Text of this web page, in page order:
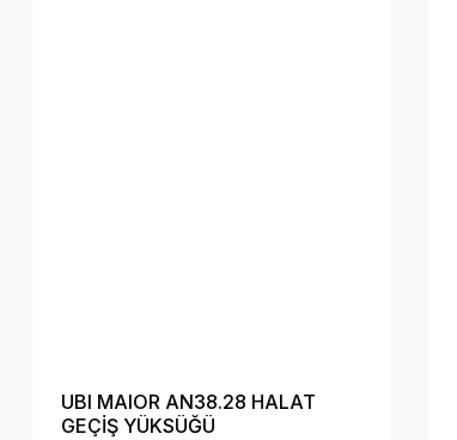
UBI MAIOR AN38.28 HALAT
GEÇİŞ YÜKSÜĞÜ